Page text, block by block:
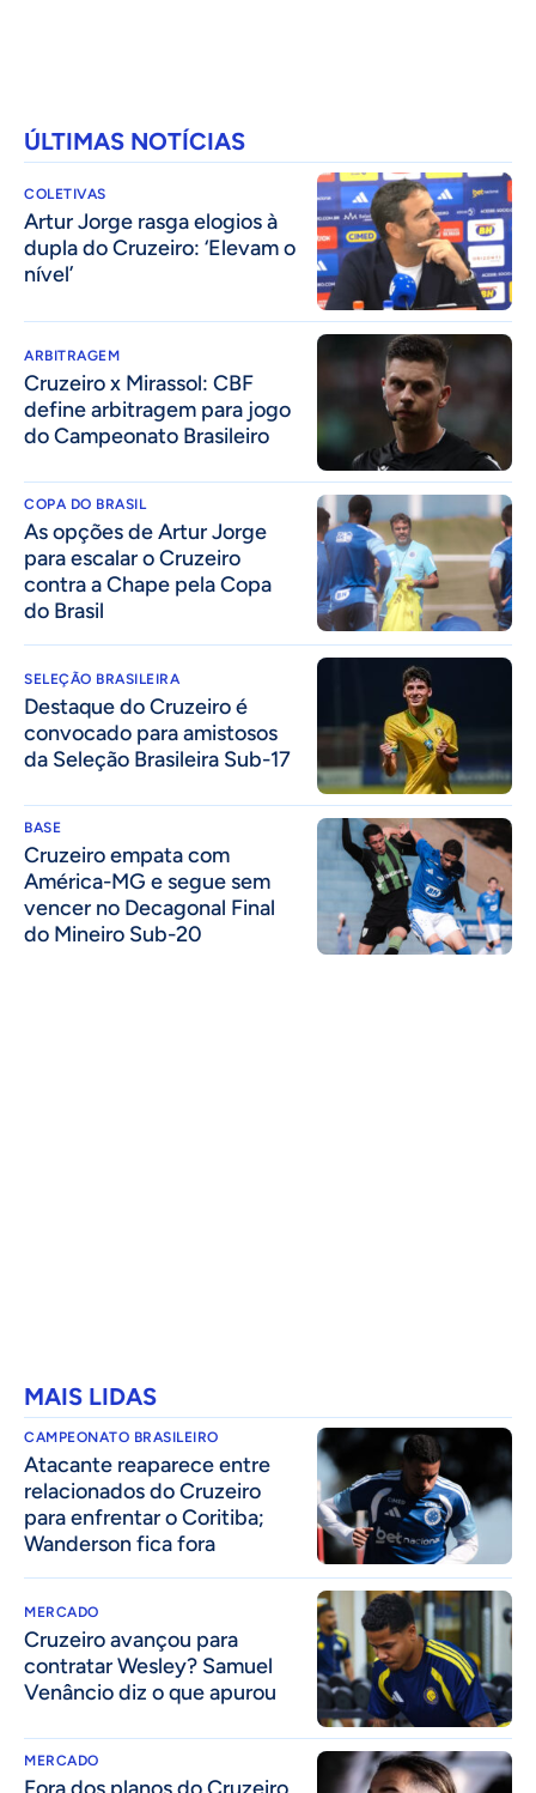
ÚLTIMAS NOTÍCIAS
COLETIVAS
Artur Jorge rasga elogios à
dupla do Cruzeiro: ‘Elevam o
nível’
ARBITRAGEM
Cruzeiro x Mirassol: CBF
define arbitragem para jogo
do Campeonato Brasileiro
COPA DO BRASIL
As opções de Artur Jorge
para escalar o Cruzeiro
contra a Chape pela Copa
do Brasil
SELEÇÃO BRASILEIRA
Destaque do Cruzeiro é
convocado para amistosos
da Seleção Brasileira Sub-17
BASE
Cruzeiro empata com
América-MG e segue sem
vencer no Decagonal Final
do Mineiro Sub-20
MAIS LIDAS
CAMPEONATO BRASILEIRO
Atacante reaparece entre
relacionados do Cruzeiro
para enfrentar o Coritiba;
Wanderson fica fora
MERCADO
Cruzeiro avançou para
contratar Wesley? Samuel
Venâncio diz o que apurou
MERCADO